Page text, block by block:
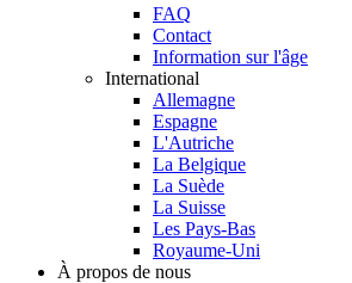
FAQ
Contact
Information sur l'âge
International
Allemagne
Espagne
L'Autriche
La Belgique
La Suède
La Suisse
Les Pays-Bas
Royaume-Uni
À propos de nous